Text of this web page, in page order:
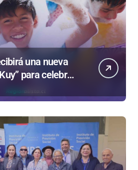
una nueva
para celebrar